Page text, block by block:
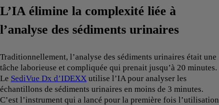
L’IA élimine la complexité liée à
l’analyse des sédiments urinaires
Traditionnellement, l’analyse des sédiments urinaires était une
tâche laborieuse et compliquée qui prenait jusqu’à 20 minutes.
Le SediVue Dx d’IDEXX utilise l’IA pour analyser les
échantillons de sédiments urinaires en moins de 3 minutes.
C’est l’instrument qui a lancé pour la première fois l’utilisation